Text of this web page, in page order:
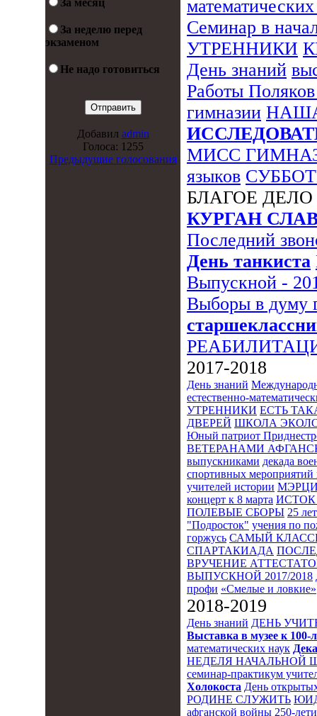
За месяц
За неделю перед
экзаменом
Не надо готовиться
Добавил admin
Голоса: 1255
Предыдущие голосования
Семинар в
УТРЕННИКИ
День знаний
Работы
гимназии
МИСС
языков
БЛАГОЕ ДЕЛО
КУРГАН
Последний
День танкиста
Выпускной -
Выборы в думу
2017-2018
День знаний
естественно-
УТРЕННИКИ ЕСТЬ
ДВЕРЕЙ ШКОЛА
Юный патриот
ВЕТЕРАНАМИ
выпускниками декада
спортивных мероприятий
учителей истории
концерт к 8 марта ИСТОК
ПОЛЕВЫЕ СБОРЫ 25
"Подросток" учения по
горжусь САМЫЙ
СПАРТАКИАДА
ВРУЧЕНИЕ
ВЫПУСКНОЙ 2017/2018
профи «Смелые и ловкие»
2018-2019
День знаний ДЕНЬ
Выставка в музее к
математических наук
НЕДЕЛЯ НАЧАЛЬНОЙ
семинар-практикум
Холокоста День
РОДИНЕ СЛУЖИТЬ
афганской войны 250-